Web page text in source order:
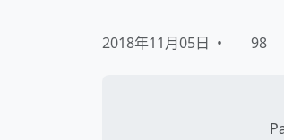
2018年11月05日 • 98